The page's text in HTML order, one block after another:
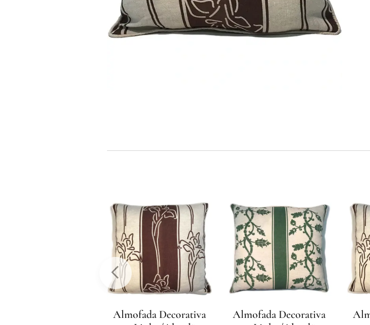
Almofada Decorativa
Almofada Decorativa